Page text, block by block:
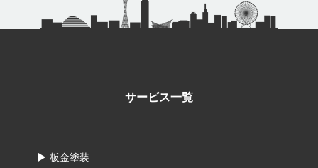
サービス一覧
板金塗装